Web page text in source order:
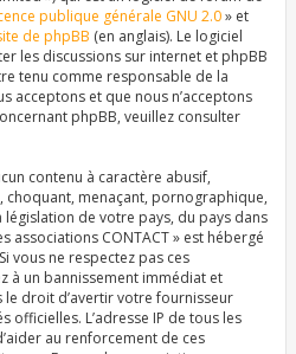
publique générale GNU 2.0» et
de phpBB (en anglais). Le logiciel
les discussions sur internet et phpBB
tenu comme responsable de la
acceptons et que nous n’acceptons
phpBB, veuillez consulter
contenu à caractère abusif,
menaçant, pornographique,
de votre pays, du pays dans
associations CONTACT » est hébergé
vous ne respectez pas ces
à un bannissement immédiat et
droit d’avertir votre fournisseur
officielles. L’adresse IP de tous les
au renforcement de ces